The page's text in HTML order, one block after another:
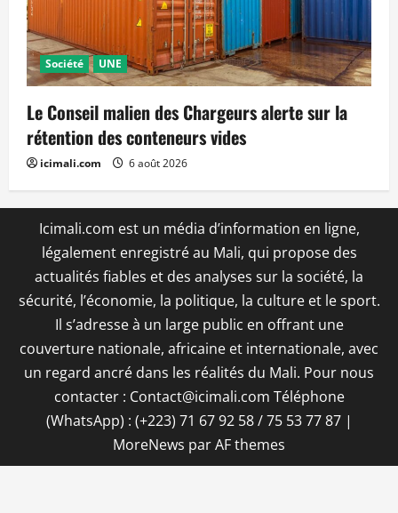
Société UNE
Le Conseil malien des Chargeurs alerte sur la
rétention des conteneurs vides
icimali.com 6 août 2026
Icimali.com est un média d’information en ligne,
légalement enregistré au Mali, qui propose des
actualités fiables et des analyses sur la société, la
sécurité, l’économie, la politique, la culture et le sport.
Il s’adresse à un large public en offrant une
couverture nationale, africaine et internationale, avec
un regard ancré dans les réalités du Mali. Pour nous
contacter : Contact@icimali.com Téléphone
(WhatsApp) : (+223) 71 67 92 58 / 75 53 77 87 |
MoreNews par AF themes